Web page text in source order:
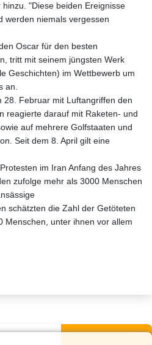
"Diese beiden Ereignisse
werden niemals vergessen
Oscar für den besten
tritt mit seinem jüngsten Werk
Geschichten) im Wettbewerb um
an.
28. Februar mit Luftangriffen den
reagierte darauf mit Raketen- und
auf mehrere Golfstaaten und
Seit dem 8. April gilt eine
im Iran Anfang des Jahres
zufolge mehr als 3000 Menschen
schätzten die Zahl der Getöteten
Menschen, unter ihnen vor allem